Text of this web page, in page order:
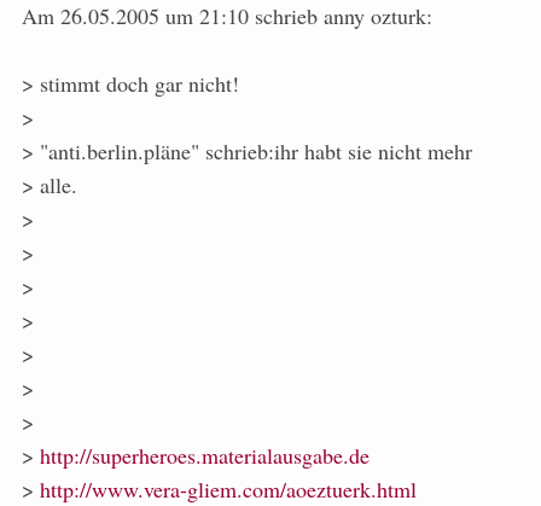
Am 26.05.2005 um 21:10 schrieb anny ozturk:
> stimmt doch gar nicht!
>
> "anti.berlin.pläne" schrieb:ihr habt sie nicht mehr
> alle.
>
>
>
>
>
>
>
> http://superheroes.materialausgabe.de
> http://www.vera-gliem.com/aoeztuerk.html